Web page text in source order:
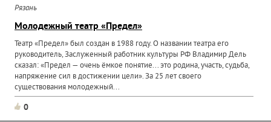
Рязань
Молодежный театр «Предел»
Театр «Предел» был создан в 1988 году. О названии театра его
руководитель, Заслуженный работник культуры РФ Владимир Дель
сказал: «Предел — очень ёмкое понятие... это родина, участь, судьба,
напряжение сил в достижении цели». За 25 лет своего
существования молодежный...
0